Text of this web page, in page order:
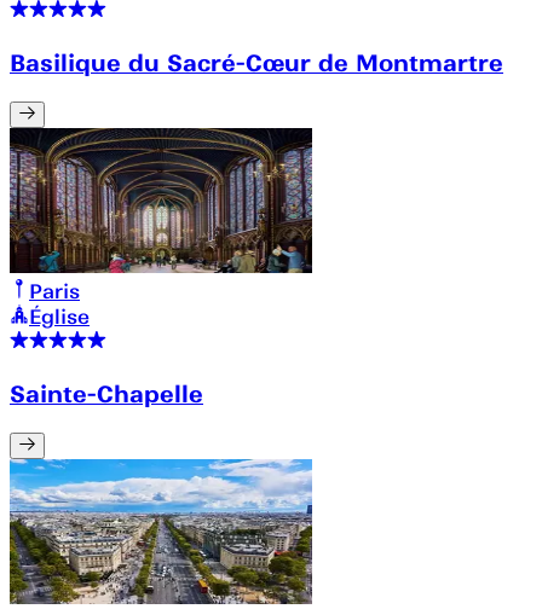
Basilique du Sacré-Cœur de Montmartre
Paris
Église
Sainte-Chapelle